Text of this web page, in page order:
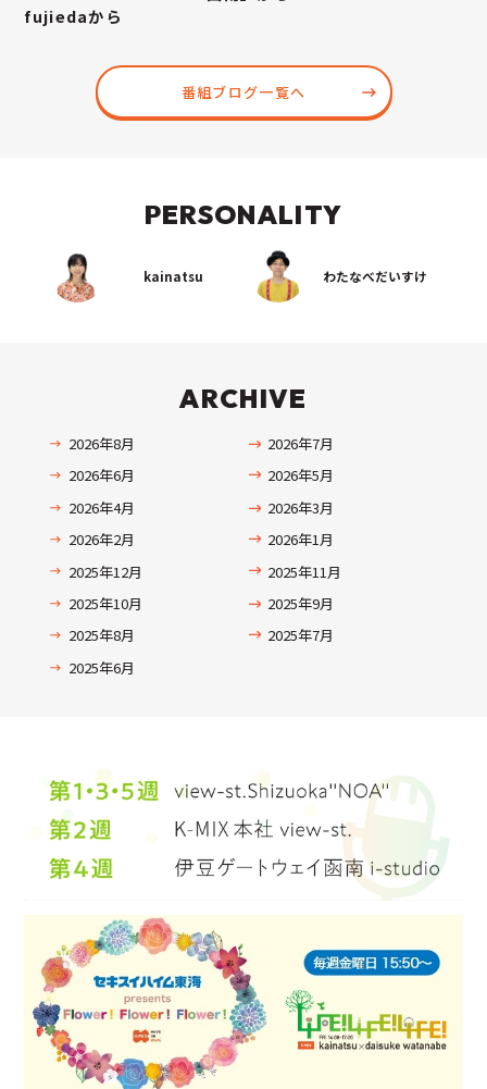
fujiedaから
番組ブログ一覧へ
PERSONALITY
kainatsu わたなべだいすけ
ARCHIVE
2026年8月
2026年7月
2026年6月
2026年5月
2026年4月
2026年3月
2026年2月
2026年1月
2025年12月
2025年11月
2025年10月
2025年9月
2025年8月
2025年7月
2025年6月